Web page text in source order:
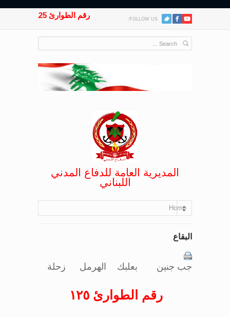
FOLLOW US: رقم الطوارئ 125
المديرية العامة للدفاع المدني
اللبناني
Home
البقاع
زحلة الهرمل بعلبك جب جنين
رقم الطوارئ ١٢٥